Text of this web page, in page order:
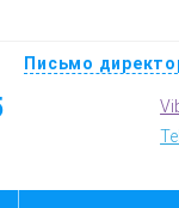
Письмо